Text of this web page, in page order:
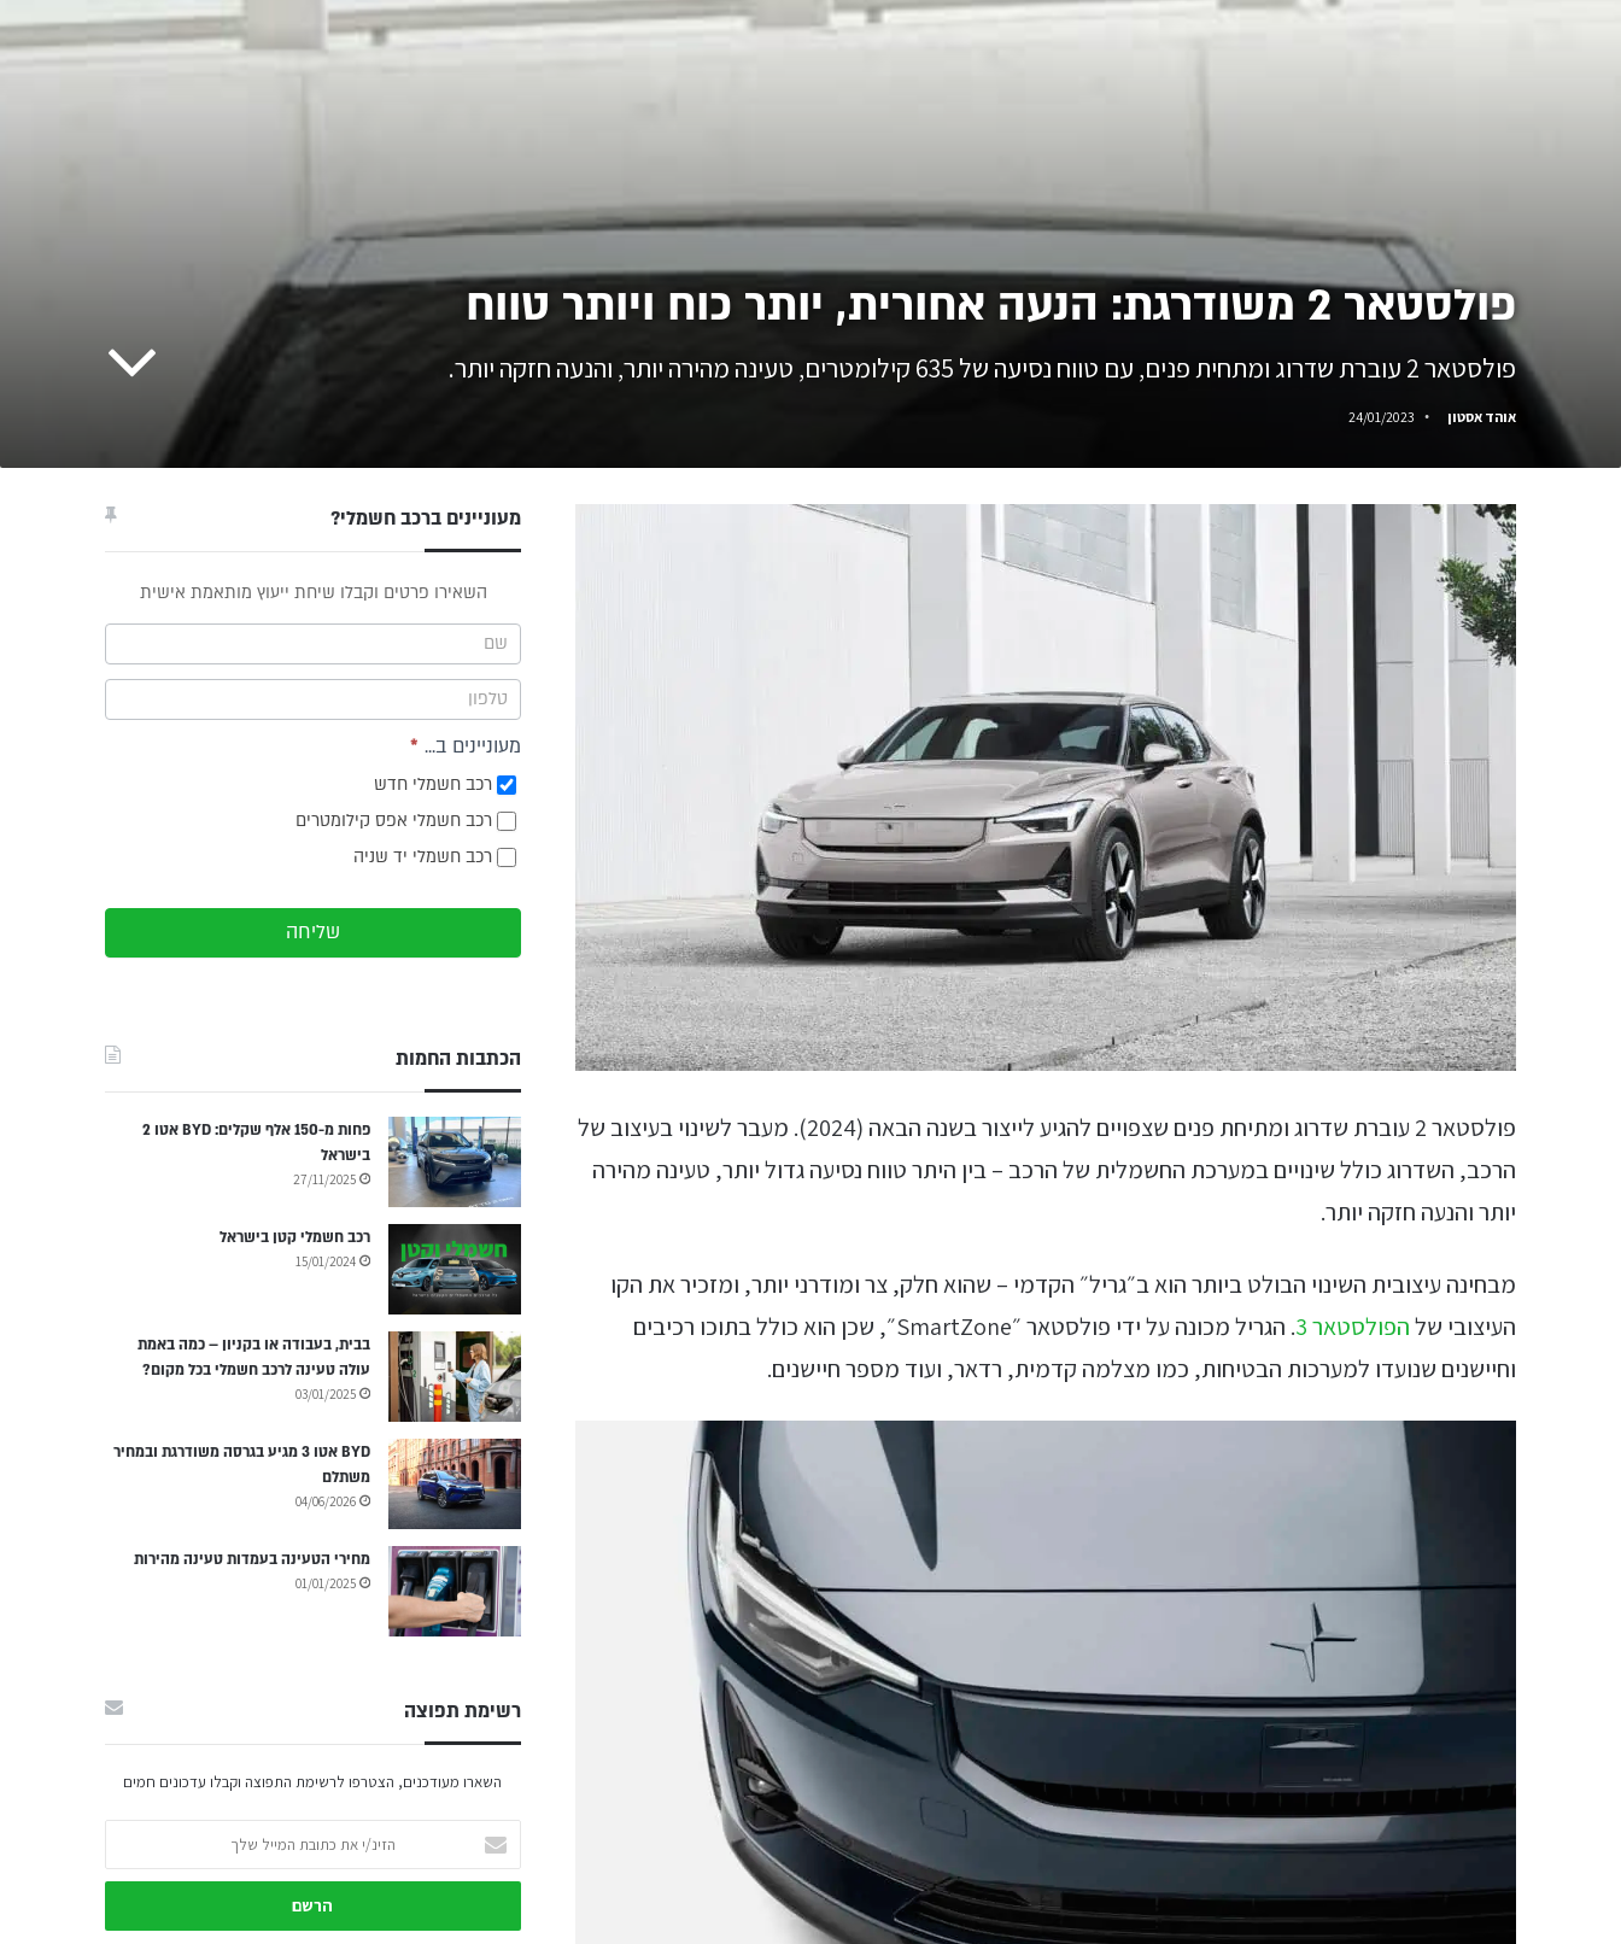
פולסטאר 2 משודרגת: הנעה אחורית, יותר כוח ויותר טווח
פולסטאר 2 עוברת שדרוג ומתחית פנים, עם טווח נסיעה של 635 קילומטרים, טעינה מהירה יותר, והנעה חזקה יותר.
אוהד אסטון 24/01/2023
פולסטאר 2 עוברת שדרוג ומתיחת פנים שצפויים להגיע לייצור בשנה הבאה (2024). מעבר לשינוי בעיצוב של
הרכב, השדרוג כולל שינויים במערכת החשמלית של הרכב – בין היתר טווח נסיעה גדול יותר, טעינה מהירה
יותר והנעה חזקה יותר.
מבחינה עיצובית השינוי הבולט ביותר הוא ב״גריל״ הקדמי – שהוא חלק, צר ומודרני יותר, ומזכיר את הקו
העיצובי שלהפולסטאר 3
. הגריל מכונה על ידי פולסטאר ״SmartZone״, שכן הוא כולל בתוכו רכיבים
וחיישנים שנועדו למערכות הבטיחות, כמו מצלמה קדמית, רדאר, ועוד מספר חיישנים.
מעוניינים ברכב חשמלי?
השאירו פרטים וקבלו שיחת ייעוץ מותאמת אישית
מעוניינים ב... *
רכב חשמלי חדש
רכב חשמלי אפס קילומטרים
רכב חשמלי יד שניה
שליחה
הכתבות החמות
פחות מ-150 אלף שקלים: BYD אטו 2
בישראל
27/11/2025
רכב חשמלי קטן בישראל
15/01/2024
בבית, בעבודה או בקניון – כמה באמת
עולה טעינה לרכב חשמלי בכל מקום?
03/01/2025
BYD אטו 3 מגיע בגרסה משודרגת ובמחיר
משתלם
04/06/2026
מחירי הטעינה בעמדות טעינה מהירות
01/01/2025
רשימת תפוצה
השארו מעודכנים, הצטרפו לרשימת התפוצה וקבלו עדכונים חמים
את
כתובת
שלך